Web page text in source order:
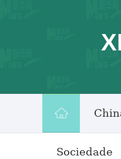
Sociedade